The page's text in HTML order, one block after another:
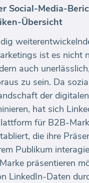
Social-Media-
Übersicht
ist es nicht
auch
zu sein. Da
der digitalen
hat sich
für B2B-
die ihre
Publikum
präsentieren
LinkedIn-Daten